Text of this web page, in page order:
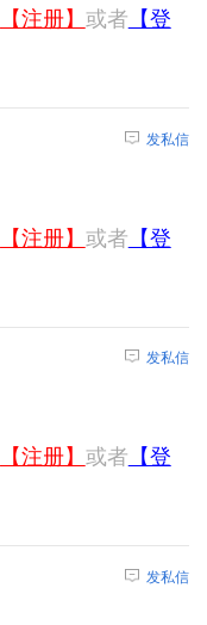
【注册】 或者 【登
发私信
【注册】 或者 【登
发私信
【注册】 或者 【登
发私信